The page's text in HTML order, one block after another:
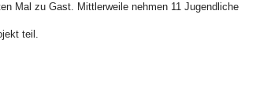
Mal zu Gast. Mittlerweile nehmen 11 Jugendliche
teil.